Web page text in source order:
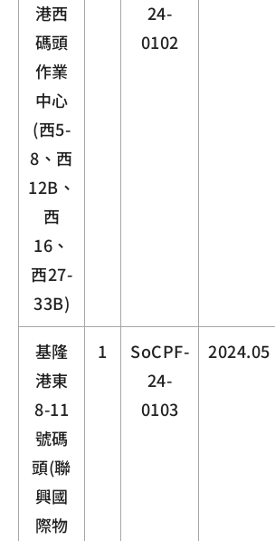
港西
碼頭
作業
中心
(西5-
8、西
12B、
西
16、
西27-
33B)
24-
0102
基隆
港東
8-11
號碼
頭(聯
興國
際物
1
SoCPF-
24-
0103
2024.05